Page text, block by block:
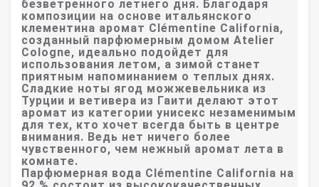
безветренного летнего дня. Благодаря
композиции на основе итальянского
клементина аромат Clémentine California,
созданный парфюмерным домом Atelier
Cologne, идеально подойдет для
использования летом, а зимой станет
приятным напоминанием о теплых днях.
Сладкие ноты ягод можжевельника из
Турции и ветивера из Гаити делают этот
аромат из категории унисекс незаменимым
для тех, кто хочет всегда быть в центре
внимания. Ведь нет ничего более
чувственного, чем нежный аромат лета в
комнате.
Парфюмерная вода Clémentine California на